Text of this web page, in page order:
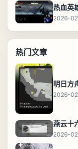
热血英
2026-
热门文章
2026-
燕云十
2026-